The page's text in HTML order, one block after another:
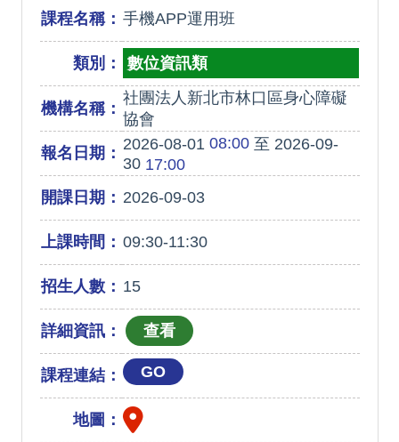
課程名稱： 手機APP運用班
類別： 數位資訊類
機構名稱：
社團法人新北市林口區身心障礙
協會
報名日期： 2026-08-01 08:00至 2026-09-
3017:00
開課日期： 2026-09-03
上課時間： 09:30-11:30
招生人數： 15
詳細資訊：
課程連結： GO
地圖：